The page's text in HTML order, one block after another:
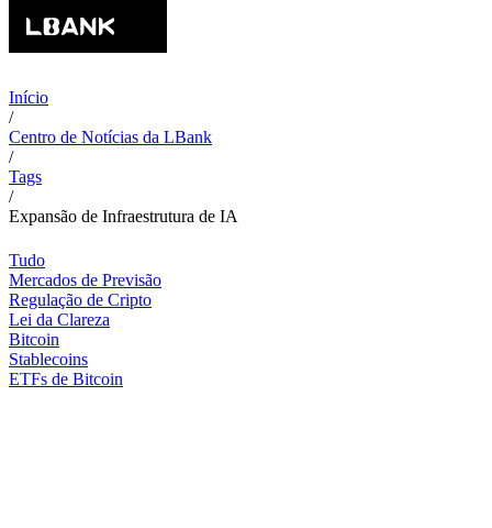
Início
/
Centro de Notícias da LBank
/
Tags
/
Expansão de Infraestrutura de IA
Tudo
Mercados de Previsão
Regulação de Cripto
Lei da Clareza
Bitcoin
Stablecoins
ETFs de Bitcoin